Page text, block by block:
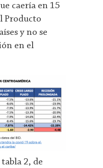
caería en 15
Producto
y no se
en el
2, de